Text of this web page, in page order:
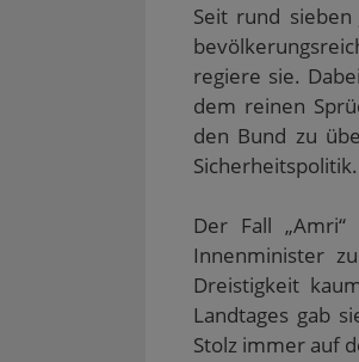
Seit rund
regiere sie.
dem reinen
den Bund zu
Sicherheitspolitik.
Der Fall
Innenminister
Dreistigkeit
Landtages gab
Stolz immer auf